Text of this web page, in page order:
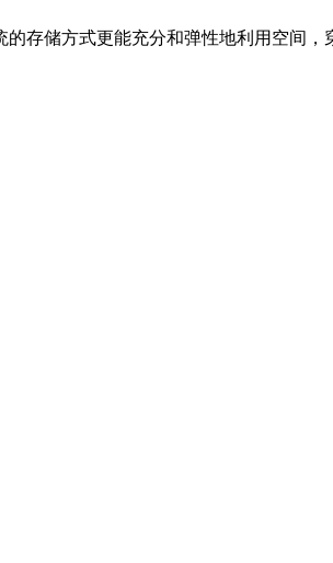
存储方式更能充分和弹性地利用空间，